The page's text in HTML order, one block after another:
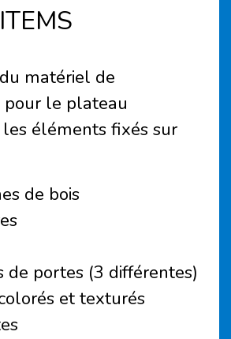
matériel de
pour le plateau
les éléments fixés sur
de bois
de portes (3 différentes)
et texturés